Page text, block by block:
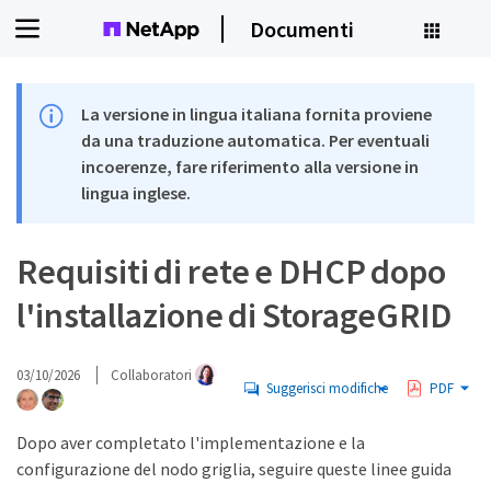
Documenti
La versione in lingua italiana fornita proviene
da una traduzione automatica. Per eventuali
incoerenze, fare riferimento alla versione in
lingua inglese.
Requisiti di rete e DHCP dopo
l'installazione di StorageGRID
03/10/2026 Collaboratori
Suggerisci modifiche PDF
Dopo aver completato l'implementazione e la
configurazione del nodo griglia, seguire queste linee guida